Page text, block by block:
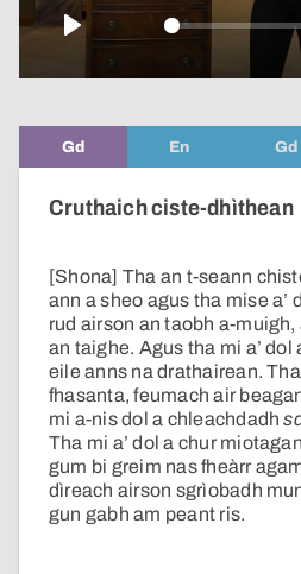
Play
Gd En Gd
Cruthaich ciste-dhìthean
[Shona] Tha an t-seann
ann a sheo agus tha mise a’
rud airson an taobh a-
an taighe. Agus tha mi a’
eile anns na drathairean.
fhasanta, feumach air
mi a-nis dol a chleachdadh
Tha mi a’ dol a chur
gum bi greim nas fheàrr
dìreach airson sgrìobadh
gun gabh am peant ris.